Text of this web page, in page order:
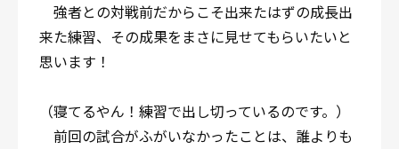
強者との対戦前だからこそ出来たはずの成長出
来た練習、その成果をまさに見せてもらいたいと
思います！
（寝てるやん！練習で出し切っているのです。）
前回の試合がふがいなかったことは、誰よりも